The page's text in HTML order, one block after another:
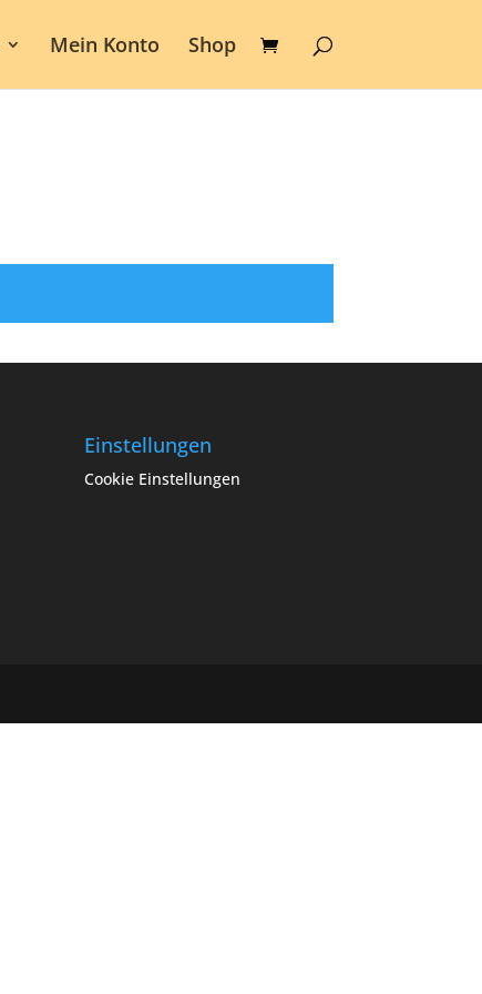
Mein Konto Shop
Einstellungen
Cookie Einstellungen